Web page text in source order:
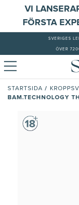
VI
FÖRSTA
SVERIGES
ÖVER
STARTSIDA /
BAM.TECHNOLOGY